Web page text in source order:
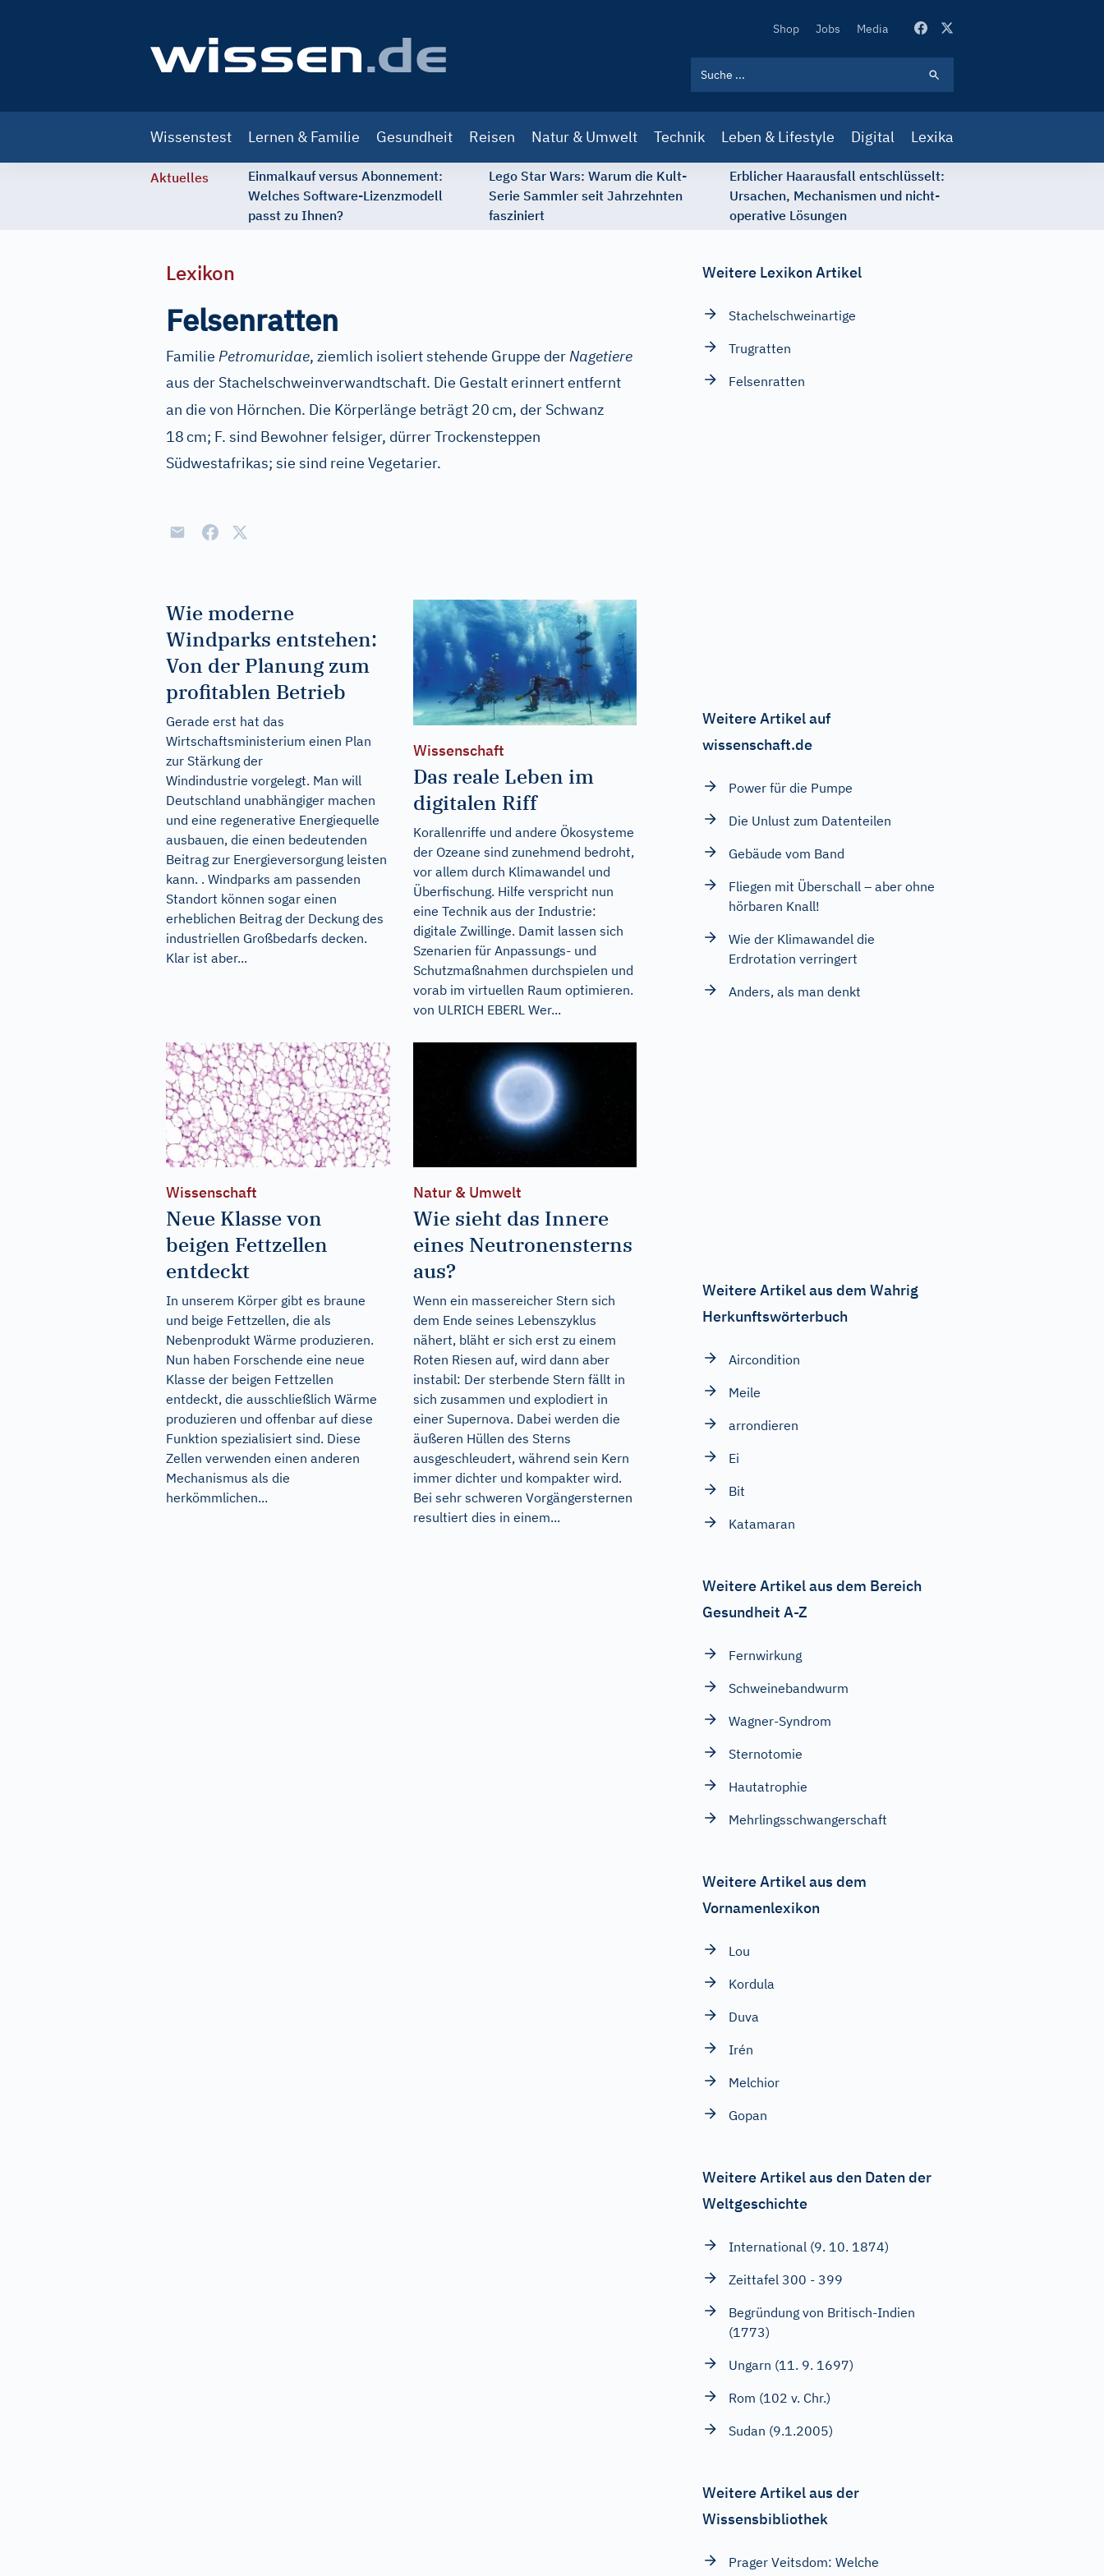
Secondary
Shop Jobs Media
navigation
Wissenstest Lernen & Familie Gesundheit Reisen Natur & Umwelt Technik Leben & Lifestyle Digital Lexika
Aktuelles
Einmalkauf versus Abonnement:
Welches Software-Lizenzmodell
passt zu Ihnen?
Lego Star Wars: Warum die Kult-
Serie Sammler seit Jahrzehnten
fasziniert
Erblicher Haarausfall entschlüsselt:
Ursachen, Mechanismen und nicht-
operative Lösungen
Lexikon
Felsenratten
Familie Petromuridae, ziemlich isoliert stehende Gruppe derNagetiere
aus der Stachelschweinverwandtschaft. Die Gestalt erinnert entfernt
an die von Hörnchen. Die Körperlänge beträgt 20cm, der Schwanz
18cm; F. sind Bewohner felsiger, dürrer Trockensteppen
Südwestafrikas; sie sind reine Vegetarier.
Wie moderne
Windparks entstehen:
Von der Planung zum
profitablen Betrieb
Gerade erst hat das
Wirtschaftsministerium einen Plan
zur Stärkung der
Windindustrie vorgelegt. Man will
Deutschland unabhängiger machen
und eine regenerative Energiequelle
ausbauen, die einen bedeutenden
Beitrag zur Energieversorgung leisten
kann. . Windparks am passenden
Standort können sogar einen
erheblichen Beitrag der Deckung des
industriellen Großbedarfs decken.
Klar ist aber...
Wissenschaft
Das reale Leben im
digitalen Riff
Korallenriffe und andere Ökosysteme
der Ozeane sind zunehmend bedroht,
vor allem durch Klimawandel und
Überfischung. Hilfe verspricht nun
eine Technik aus der Industrie:
digitale Zwillinge. Damit lassen sich
Szenarien für Anpassungs- und
Schutzmaßnahmen durchspielen und
vorab im virtuellen Raum optimieren.
von ULRICH EBERL Wer...
Wissenschaft
Neue Klasse von
beigen Fettzellen
entdeckt
In unserem Körper gibt es braune
und beige Fettzellen, die als
Nebenprodukt Wärme produzieren.
Nun haben Forschende eine neue
Klasse der beigen Fettzellen
entdeckt, die ausschließlich Wärme
produzieren und offenbar auf diese
Funktion spezialisiert sind. Diese
Zellen verwenden einen anderen
Mechanismus als die
herkömmlichen...
Natur & Umwelt
Wie sieht das Innere
eines Neutronensterns
aus?
Wenn ein massereicher Stern sich
dem Ende seines Lebenszyklus
nähert, bläht er sich erst zu einem
Roten Riesen auf, wird dann aber
instabil: Der sterbende Stern fällt in
sich zusammen und explodiert in
einer Supernova. Dabei werden die
äußeren Hüllen des Sterns
ausgeschleudert, während sein Kern
immer dichter und kompakter wird.
Bei sehr schweren Vorgängersternen
resultiert dies in einem...
Weitere Lexikon Artikel
Stachelschweinartige
Trugratten
Felsenratten
Weitere Artikel auf
wissenschaft.de
Power für die Pumpe
Die Unlust zum Datenteilen
Gebäude vom Band
Fliegen mit Überschall – aber ohne
hörbaren Knall!
Wie der Klimawandel die
Erdrotation verringert
Anders, als man denkt
Weitere Artikel aus dem Wahrig
Herkunftswörterbuch
Aircondition
Meile
arrondieren
Ei
Bit
Katamaran
Weitere Artikel aus dem Bereich
Gesundheit A-Z
Fernwirkung
Schweinebandwurm
Wagner-Syndrom
Sternotomie
Hautatrophie
Mehrlingsschwangerschaft
Weitere Artikel aus dem
Vornamenlexikon
Lou
Kordula
Duva
Irén
Melchior
Gopan
Weitere Artikel aus den Daten der
Weltgeschichte
International (9. 10. 1874)
Zeittafel 300 - 399
Begründung von Britisch-Indien
(1773)
Ungarn (11. 9. 1697)
Rom (102 v. Chr.)
Sudan (9.1.2005)
Weitere Artikel aus der
Wissensbibliothek
Prager Veitsdom: Welche